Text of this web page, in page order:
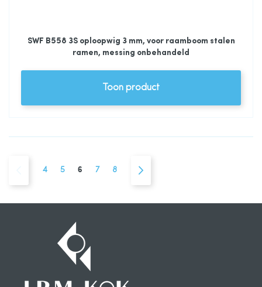
SWF B558 3S oploopwig 3 mm, voor raamboom stalen
ramen, messing onbehandeld
Toon product
Pagina
VorigePagina
4 Pagina
5 U lees momenteel pagina
6 Pagina
7 Pagina
8